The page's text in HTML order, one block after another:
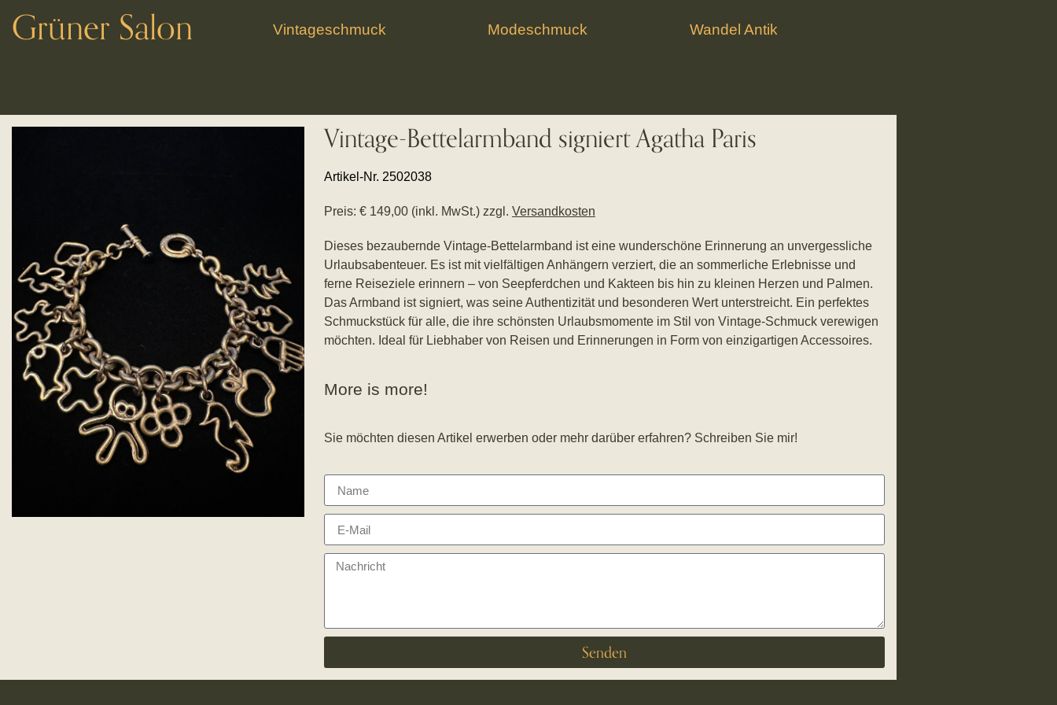
Grüner Salon Vintageschmuck Modeschmuck Wandel Antik
Vintage-Bettelarmband signiert Agatha Paris
Artikel-Nr. 2502038
Preis: € 149,00 (inkl. MwSt.) zzgl. Versandkosten
Dieses bezaubernde Vintage-Bettelarmband ist eine wunderschöne Erinnerung an unvergessliche
Urlaubsabenteuer. Es ist mit vielfältigen Anhängern verziert, die an sommerliche Erlebnisse und
ferne Reiseziele erinnern – von Seepferdchen und Kakteen bis hin zu kleinen Herzen und Palmen.
Das Armband ist signiert, was seine Authentizität und besonderen Wert unterstreicht. Ein perfektes
Schmuckstück für alle, die ihre schönsten Urlaubsmomente im Stil von Vintage-Schmuck verewigen
möchten. Ideal für Liebhaber von Reisen und Erinnerungen in Form von einzigartigen Accessoires.
More is more!
Sie möchten diesen Artikel erwerben oder mehr darüber erfahren? Schreiben Sie mir!
Senden